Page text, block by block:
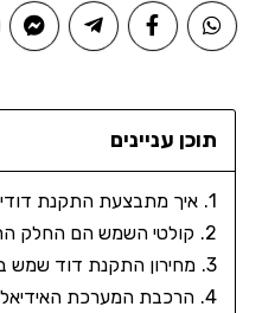
תוכן עניינים
איך מתבצעת התקנת
קולטי השמש הם החלק
מחירון התקנת דוד שמש
הרכבת המערכת